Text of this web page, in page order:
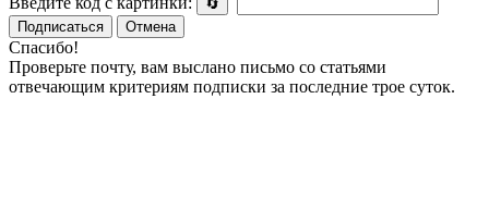
🔄
Подписаться
Отмена
Спасибо!
Проверьте почту, вам выслано письмо со статьями
отвечающим критериям подписки за последние трое суток.